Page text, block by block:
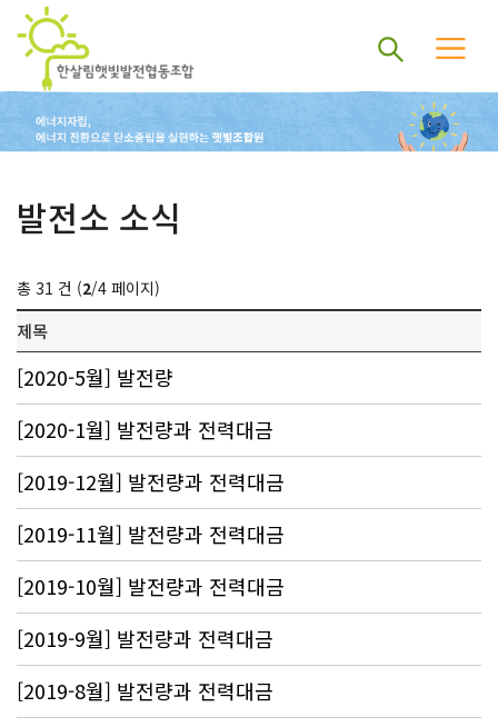
발전소 소식
총 31 건 (2/4 페이지)
제목
[2020-5월] 발전량
[2020-1월] 발전량과 전력대금
[2019-12월] 발전량과 전력대금
[2019-11월] 발전량과 전력대금
[2019-10월] 발전량과 전력대금
[2019-9월] 발전량과 전력대금
[2019-8월] 발전량과 전력대금